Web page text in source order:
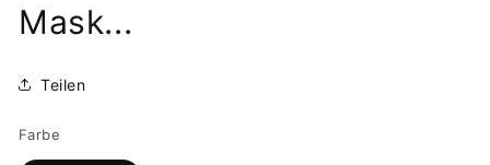
Mask...
Teilen
Farbe